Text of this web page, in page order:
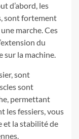
d’abord, les
sont fortement
marche. Ces
du
sur la machine.
sont
sont
permettant
les fessiers, vous
et la stabilité de